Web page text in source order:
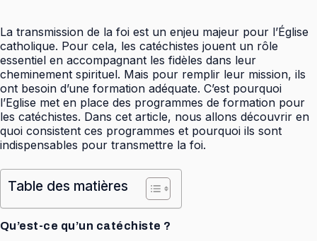
La transmission de la foi est un enjeu majeur pour l’Église
catholique. Pour cela, les catéchistes jouent un rôle
essentiel en accompagnant les fidèles dans leur
cheminement spirituel. Mais pour remplir leur mission, ils
ont besoin d’une formation adéquate. C’est pourquoi
l’Eglise met en place des programmes de formation pour
les catéchistes. Dans cet article, nous allons découvrir en
quoi consistent ces programmes et pourquoi ils sont
indispensables pour transmettre la foi.
Table des matières
Qu’est-ce qu’un catéchiste ?